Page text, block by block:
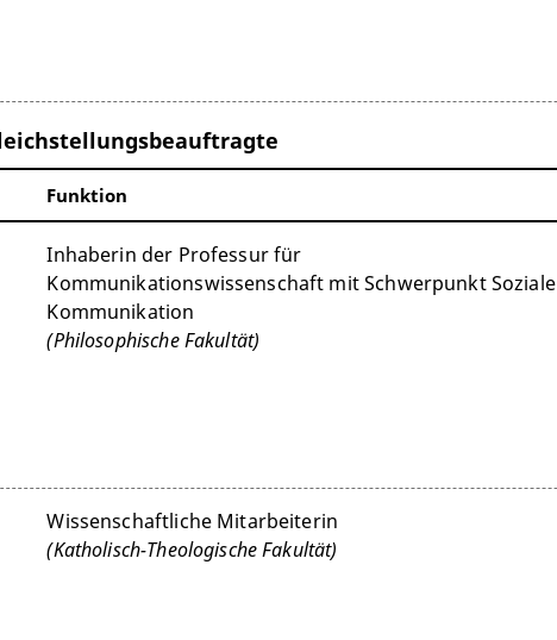
Funktion
Inhaberin der Professur für
Kommunikationswissenschaft mit Schwerpunkt Soziale
Kommunikation
(Philosophische Fakultät)
Wissenschaftliche Mitarbeiterin
(Katholisch-Theologische Fakultät)